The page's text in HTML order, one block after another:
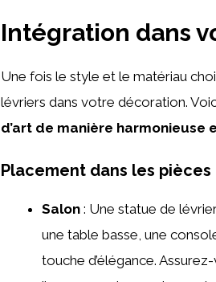
Intégration dans
Une fois le style et le matériau
lévriers dans votre décoration.
d’art de manière harmonieuse
Placement dans les pièces
Salon : Une statue de
une table basse, une
touche d’élégance.